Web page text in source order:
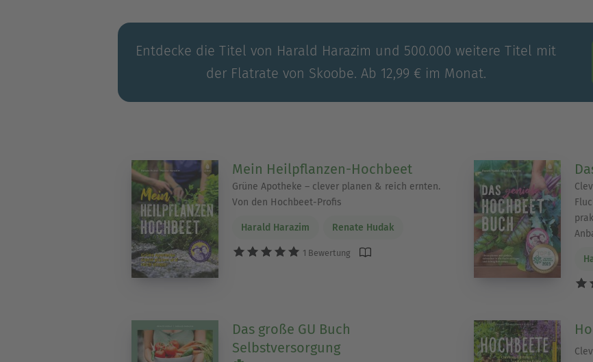
Entdecke die Titel von Harald Harazim und 500.000 weitere Titel mit
der Flatrate von Skoobe. Ab 12,99 € im Monat.
Mein Heilpflanzen-Hochbeet
Grüne Apotheke – clever planen & reich ernten.
Von den Hochbeet-Profis
Harald Harazim Renate Hudak
1 Bewertung
Das große GU Buch
Selbstversorgung